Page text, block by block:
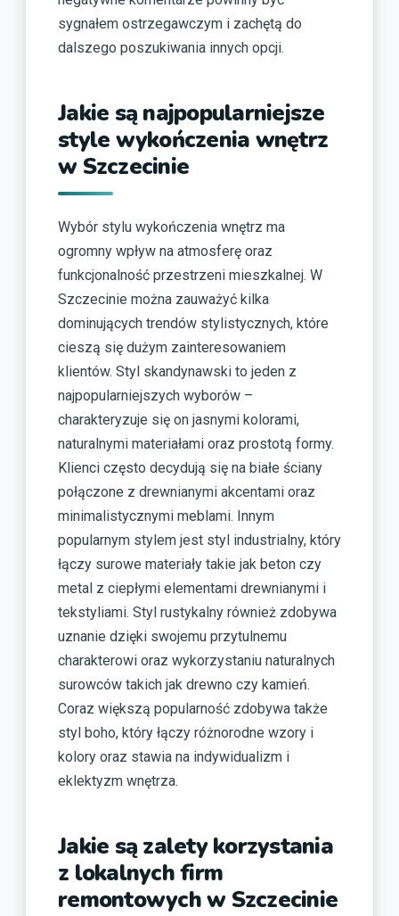
sygnałem ostrzegawczym i zachętą do
dalszego poszukiwania innych opcji.
Jakie są najpopularniejsze
style wykończenia wnętrz
w Szczecinie
Wybór stylu wykończenia wnętrz ma
ogromny wpływ na atmosferę oraz
funkcjonalność przestrzeni mieszkalnej. W
Szczecinie można zauważyć kilka
dominujących trendów stylistycznych, które
cieszą się dużym zainteresowaniem
klientów. Styl skandynawski to jeden z
najpopularniejszych wyborów –
charakteryzuje się on jasnymi kolorami,
naturalnymi materiałami oraz prostotą formy.
Klienci często decydują się na białe ściany
połączone z drewnianymi akcentami oraz
minimalistycznymi meblami. Innym
popularnym stylem jest styl industrialny, który
łączy surowe materiały takie jak beton czy
metal z ciepłymi elementami drewnianymi i
tekstyliami. Styl rustykalny również zdobywa
uznanie dzięki swojemu przytulnemu
charakterowi oraz wykorzystaniu naturalnych
surowców takich jak drewno czy kamień.
Coraz większą popularność zdobywa także
styl boho, który łączy różnorodne wzory i
kolory oraz stawia na indywidualizm i
eklektyzm wnętrza.
Jakie są zalety korzystania
z lokalnych firm
remontowych w Szczecinie